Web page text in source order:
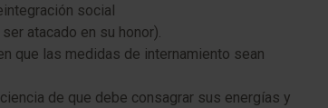
social
atacado en su honor).
que las medidas de internamiento sean
de que debe consagrar sus energías y